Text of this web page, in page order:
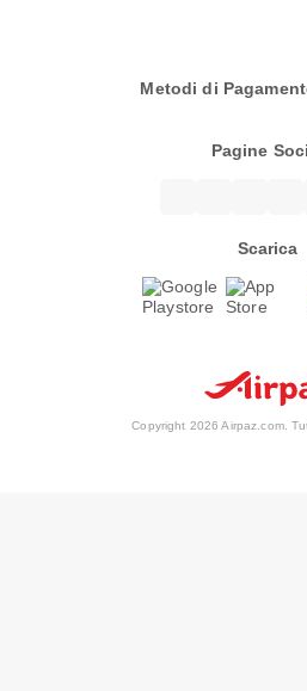
Metodi di
Pagine
Scarica
Copyright 2026 Airpaz.com.